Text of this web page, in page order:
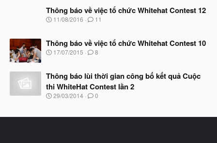
đ
ầ
à
y
b
đ
ầ
Thông báo về việc tổ chức Whitehat Contest 12
N
y
b
ắ
đ
ầ
u
11/08/2016 11
Thông báo về việc tổ chức Whitehat Contest 10
N
y
b
ắ
t
17/07/2015 8
Thông báo lùi thời gian công bố kết quả Cuộc
thi WhiteHat Contest lần 2
N
y
29/03/2014 0